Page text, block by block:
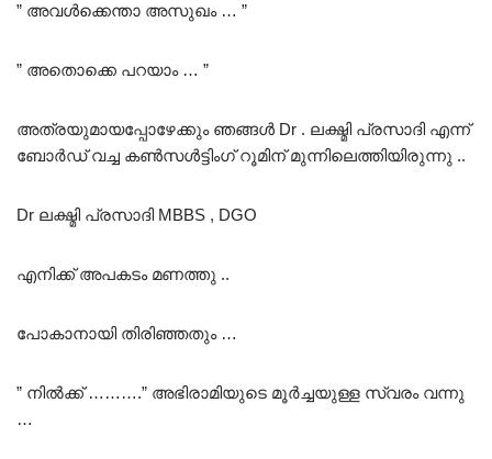
” അവൾക്കെന്താ അസുഖം … ”
” അതൊക്കെ പറയാം … ”
അത്രയുമായപ്പോഴേക്കും ഞങ്ങൾ Dr . ലക്ഷ്മി പ്രസാദി എന്ന്
ബോർഡ് വച്ച കൺസൾട്ടിംഗ് റൂമിന് മുന്നിലെത്തിയിരുന്നു ..
Dr ലക്ഷ്മി പ്രസാദി MBBS , DGO
എനിക്ക് അപകടം മണത്തു ..
പോകാനായി തിരിഞ്ഞതും …
” നിൽക്ക് ……….” അഭിരാമിയുടെ മൂർച്ചയുള്ള സ്വരം വന്നു
…